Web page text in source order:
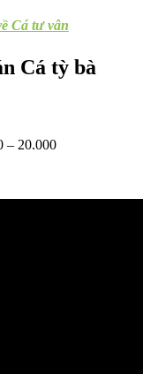
Cá tư vân
Cá tỳ bà
– 20.000